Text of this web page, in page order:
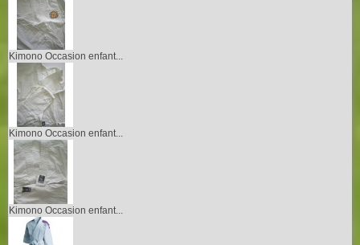
Kimono Occasion enfant...
Kimono Occasion enfant...
Kimono Occasion enfant...